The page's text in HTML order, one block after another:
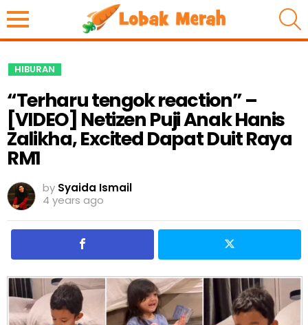
HIBURAN
“Terharu tengok reaction” –
[VIDEO] Netizen Puji Anak Hanis
Zalikha, Excited Dapat Duit Raya
RM1
by Syaida Ismail
4 years ago